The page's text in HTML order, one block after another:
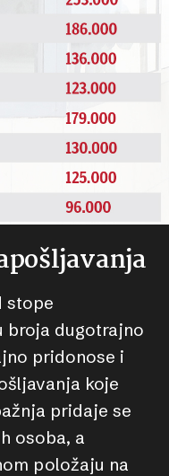
stope
broja dugotrajno
pridonose i
koje
pridaje se
osoba, a
položaju na